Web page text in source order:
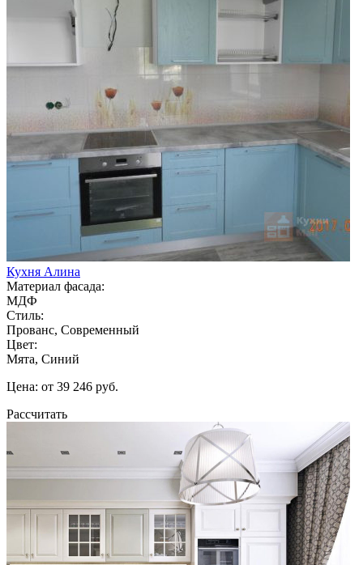
Кухня Алина
Материал фасада:
МДФ
Стиль:
Прованс, Современный
Цвет:
Мята, Синий
Цена: от 39 246 руб.
Рассчитать